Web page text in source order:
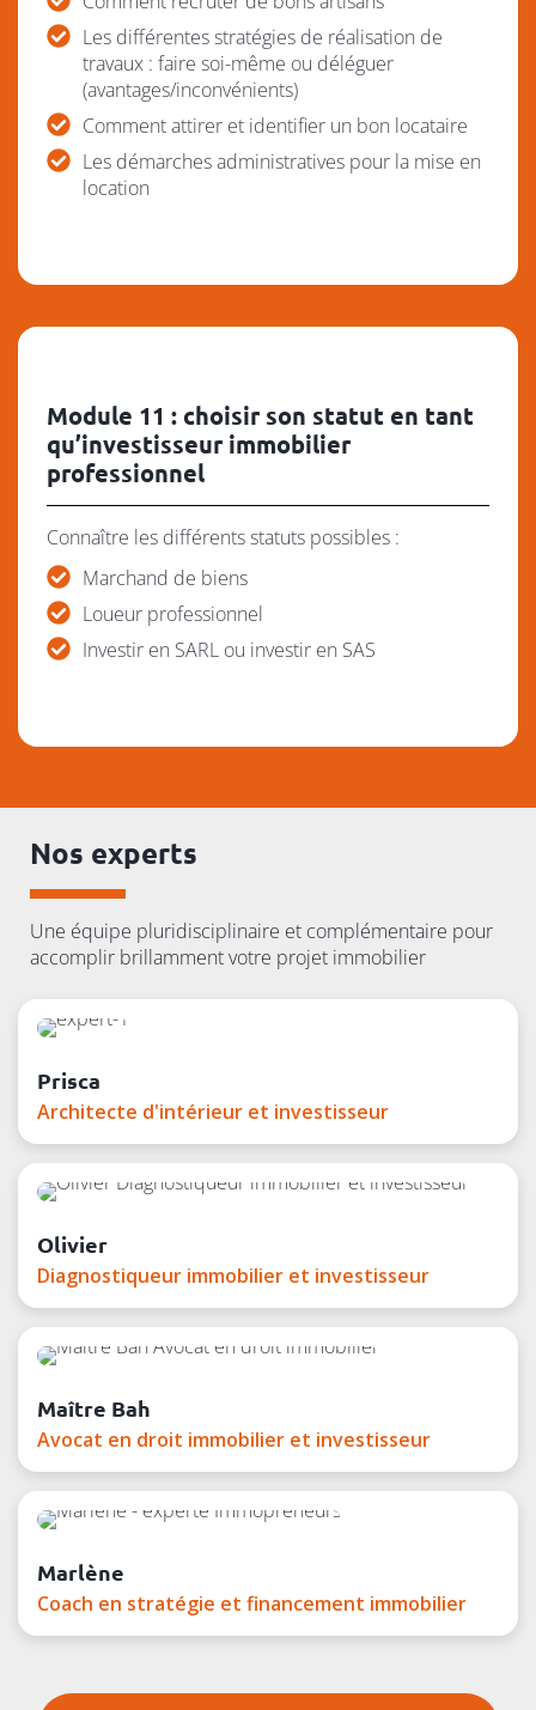
Les différentes stratégies de réalisation de
travaux : faire soi-même ou déléguer
(avantages/inconvénients)
Comment attirer et identifier un bon locataire
Les démarches administratives pour la mise en
location
Module 11 : choisir son statut en tant
qu’investisseur immobilier
professionnel
Connaître les différents statuts possibles :
Marchand de biens
Loueur professionnel
Investir en SARL ou investir en SAS
Nos experts
Une équipe pluridisciplinaire et complémentaire pour
accomplir brillamment votre projet immobilier
Prisca
Architecte d'intérieur et investisseur
Olivier
Diagnostiqueur immobilier et investisseur
Maître Bah
Avocat en droit immobilier et investisseur
Marlène
Coach en stratégie et financement immobilier